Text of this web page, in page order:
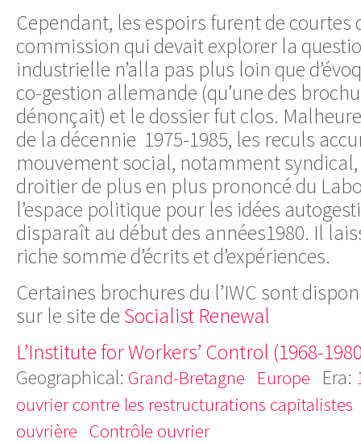
Cependant, les espoirs furent de courtes
commission qui devait explorer la
industrielle n’alla pas plus loin que
co-gestion allemande (qu’une des
dénonçait) et le dossier fut clos.
de la décennie 1975-1985, les reculs
mouvement social, notamment
droitier de plus en plus prononcé du
l’espace politique pour les idées
disparaît au début des années1980. Il
riche somme d’écrits et d’expériences.
Certaines brochures du l’IWC sont
sur le site de Socialist Renewal
L’Institute for Workers’ Control (1968-
Geographical: Grand-Bretagne Europe Era:
ouvrier contre les restructurations capitalistes
ouvrière Contrôle ouvrier